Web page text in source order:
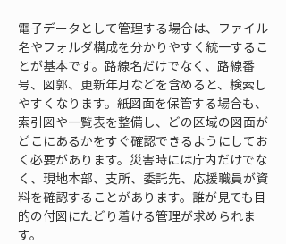
電子データとして管理する場合は、ファイル
名やフォルダ構成を分かりやすく統一するこ
とが基本です。路線名だけでなく、路線番
号、図郭、更新年月などを含めると、検索し
やすくなります。紙図面を保管する場合も、
索引図や一覧表を整備し、どの区域の図面が
どこにあるかをすぐ確認できるようにしてお
く必要があります。災害時には庁内だけでな
く、現地本部、支所、委託先、応援職員が資
料を確認することがあります。誰が見ても目
的の付図にたどり着ける管理が求められま
す。